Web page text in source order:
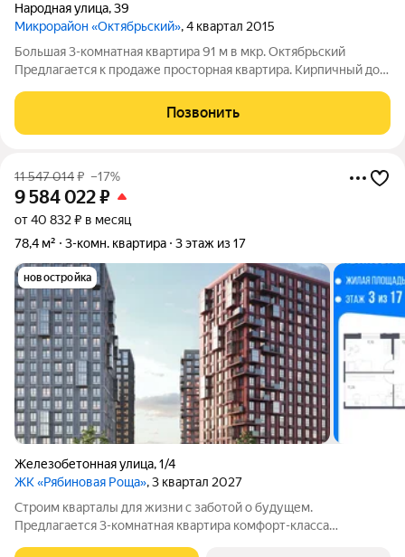
Народная улица,39
Микрорайон «Октябрьский», 4 квартал 2015
Большая 3-комнатная квартира 91 м в мкр. Октябрьский
Предлагается к продаже просторная квартира. Кирпичный дом
звукоизоляцию. Основные характеристики: Площадь: 91 м,
функциональное распределение
Позвонить
11 547 014₽ –17%
9 584 022₽
от 40 832 ₽ в месяц
78,4 м²
3-комн. квартира 3 этаж из 17
новостройка
Железобетонная улица,1/4
ЖК «Рябиновая Роща», 3 квартал 2027
Строим кварталы для жизни с заботой о будущем.
Предлагается 3-комнатная квартира комфорт-класса